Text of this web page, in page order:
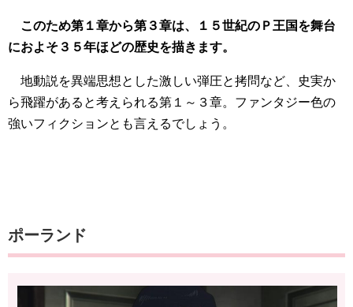
このため第１章から第３章は、１５世紀のＰ王国を舞台
におよそ３５年ほどの歴史を描きます。
地動説を異端思想とした激しい弾圧と拷問など、史実か
ら飛躍があると考えられる第１～３章。ファンタジー色の
強いフィクションとも言えるでしょう。
ポーランド